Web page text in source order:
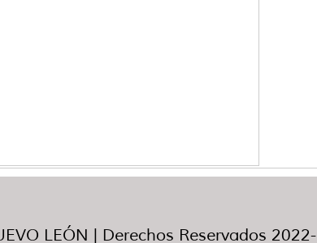
LEÓN | Derechos Reservados 2022-